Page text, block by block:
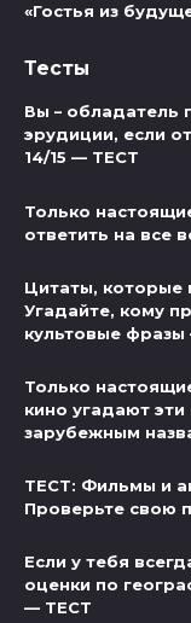
«Гостья из
Тесты
Вы – обладатель
эрудиции, если
14/15 — ТЕСТ
Только
ответить на все
Цитаты, которые
Угадайте, кому
культовые
Только
кино угадают
зарубежным
ТЕСТ: Фильмы и
Проверьте свою
Если у тебя
оценки по
— ТЕСТ